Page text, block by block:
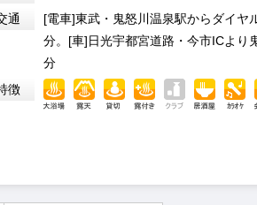
通
[電車]東武・鬼怒川温泉駅からダイヤ
分。[車]日光宇都宮道路・今市ICより
分
徴